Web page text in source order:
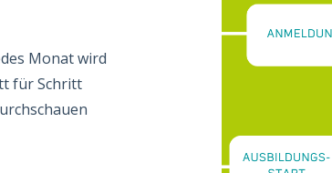
Monat wird
für Schritt